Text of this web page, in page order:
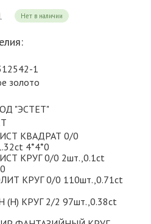
Нет в наличии
1
золото
"ЭСТЕТ"
КВАДРАТ 0/0
4*4*0
КРУГ 0/0 2шт.,0.1ct
КРУГ 0/0 110шт.,0.71ct
(H) КРУГ 2/2 97шт.,0.38ct